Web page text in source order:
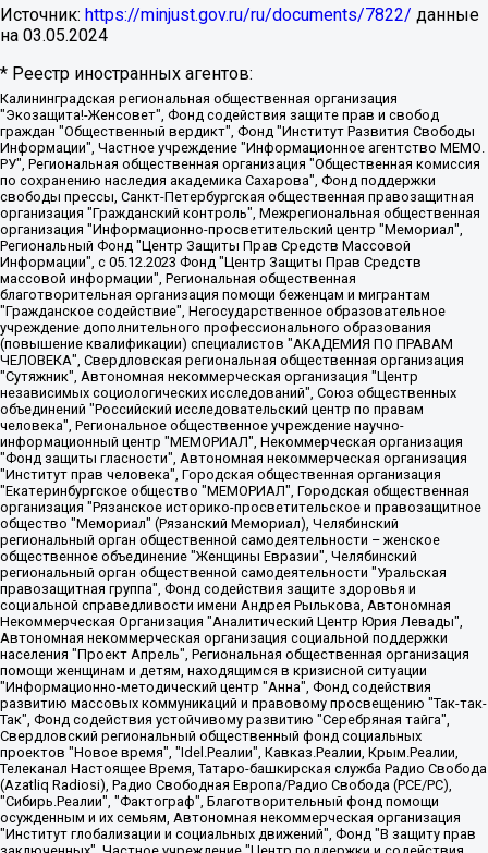
Источник: https://minjust.gov.ru/ru/documents/7822/ данные
на 03.05.2024
* Реестр иностранных агентов:
Калининградская региональная общественная организация "Экозащита!-Женсовет", Фонд содействия защите прав и свобод граждан "Общественный вердикт", Фонд "Институт Развития Свободы Информации", Частное учреждение "Информационное агентство МЕМО. РУ", Региональная общественная организация "Общественная комиссия по сохранению наследия академика Сахарова", Фонд поддержки свободы прессы, Санкт-Петербургская общественная правозащитная организация "Гражданский контроль", Межрегиональная общественная организация "Информационно-просветительский центр "Мемориал", Региональный Фонд "Центр Защиты Прав Средств Массовой Информации", с 05.12.2023 Фонд "Центр Защиты Прав Средств массовой информации", Региональная общественная благотворительная организация помощи беженцам и мигрантам "Гражданское содействие", Негосударственное образовательное учреждение дополнительного профессионального образования (повышение квалификации) специалистов "АКАДЕМИЯ ПО ПРАВАМ ЧЕЛОВЕКА", Свердловская региональная общественная организация "Сутяжник", Автономная некоммерческая организация "Центр независимых социологических исследований", Союз общественных объединений "Российский исследовательский центр по правам человека", Региональное общественное учреждение научно-информационный центр "МЕМОРИАЛ", Некоммерческая организация "Фонд защиты гласности", Автономная некоммерческая организация "Институт прав человека", Городская общественная организация "Екатеринбургское общество "МЕМОРИАЛ", Городская общественная организация "Рязанское историко-просветительское и правозащитное общество "Мемориал" (Рязанский Мемориал), Челябинский региональный орган общественной самодеятельности – женское общественное объединение "Женщины Евразии", Челябинский региональный орган общественной самодеятельности "Уральская правозащитная группа", Фонд содействия защите здоровья и социальной справедливости имени Андрея Рылькова, Автономная Некоммерческая Организация "Аналитический Центр Юрия Левады", Автономная некоммерческая организация социальной поддержки населения "Проект Апрель", Региональная общественная организация помощи женщинам и детям, находящимся в кризисной ситуации "Информационно-методический центр "Анна", Фонд содействия развитию массовых коммуникаций и правовому просвещению "Так-так-Так", Фонд содействия устойчивому развитию "Серебряная тайга", Свердловский региональный общественный фонд социальных проектов "Новое время", "Idel.Реалии", Кавказ.Реалии, Крым.Реалии, Телеканал Настоящее Время, Татаро-башкирская служба Радио Свобода (Azatliq Radiosi), Радио Свободная Европа/Радио Свобода (PCE/PC), "Сибирь.Реалии", "Фактограф", Благотворительный фонд помощи осужденным и их семьям, Автономная некоммерческая организация "Институт глобализации и социальных движений", Фонд "В защиту прав заключенных", Частное учреждение "Центр поддержки и содействия развитию средств массовой информации", Пензенский региональный общественный благотворительный фонд "Гражданский союз", "Север.Реалии", Некоммерческая организация Фонд "Правовая инициатива", Общество с ограниченной ответственностью "Радио Свободная Европа/Радио Свобода", Чешское информационное агентство "MEDIUM-ORIENT", Красноярская региональная общественная организация "Мы против СПИДа", Камалягин Денис Николаевич, Маркелов Сергей Евгеньевич, Пономарев Лев Александрович, Савицкая Людмила Алексеевна, Автономная некоммерческая организация "Центр по работе с проблемой насилия "НАСИЛИЮ.НЕТ", Межрегиональный профессиональный союз работников здравоохранения "Альянс врачей", Юридическое лицо, зарегистрированное в Латвийской Республике, SIA "Medusa Project" (регистрационный номер 40103797863, дата регистрации 10.06.2014), Некоммерческая организация "Фонд по борьбе с коррупцией", Автономная некоммерческая организация "Институт права и публичной политики", Баданин Роман Сергеевич, Гликин Максим Александрович, Железнова Мария Михайловна, Лукьянова Юлия Сергеевна, Маетная Елизавета Витальевна, Маняхин Петр Борисович, Чуракова Ольга Владимировна, Ярош Юлия Петровна, Юридическое лицо "The Insider SIA", зарегистрированное в Риге, Латвийская Республика (дата регистрации 26.06.2015), являющееся администратором доменного имени интернет-издания "The Insider SIA", https://theins.ru, Постернак Алексей Евгеньевич, Рубин Михаил Аркадьевич, Анин Роман Александрович, Юридическое лицо Istories fonds, зарегистрированное в Латвийской Республике (регистрационный номер 50008295751, дата регистрации 24.02.2020), Великовский Дмитрий Александрович, Долинина Ирина Николаевна, Мароховская Алеся Алексеевна, Шлейнов Роман Юрьевич, Шмагун Олеся Валентиновна, Общество с ограниченной ответственностью "Альтаир 2021", Общество с ограниченной ответственностью "Вега 2021", Общество с ограниченной ответственностью "Главный редактор 2021", Общество с ограниченной ответственностью "Ромашки монолит", Важенков Артем Валерьевич, Ивановская областная общественная организация "Центр гендерных исследований", Гурман Юрий Альбертович, Медиапроект "ОВД-Инфо", Егоров Владимир Владимирович, Жилинский Владимир Александрович, Общество с ограниченной ответственностью "ЗП", Иванова София Юрьевна, Карезина Инна Павловна, Кильтау Екатерина Викторовна, Петров Алексей Викторович, Пискунов Сергей Евгеньевич, Смирнов Сергей Сергеевич, Тихонов Михаил Сергеевич, Общество с ограниченной ответственностью "ЖУРНАЛИСТ-ИНОСТРАННЫЙ АГЕНТ", Арапова Галина Юрьевна, Вольтская Татьяна Анатольевна, Американская компания "Mason G.E.S. Anonymous Foundation" (США), являющаяся владельцем интернет-издания https://mnews.world/, Компания "Stichting Bellingcat", зарегистрированная в Нидерландах (дата регистрации 11.07.2018), Захаров Андрей Вячеславович, Клепиковская Екатерина Дмитриевна, Общество с ограниченной ответственностью "МЕМО", Перл Роман Александрович, Симонов Евгений Алексеевич, Соловьева Елена Анатольевна, Сотников Даниил Владимирович, Сурначева Елизавета Дмитриевна, Автономная некоммерческая организация по защите прав человека и информированию населения "Якутия – Наше Мнение", Общество с ограниченной ответственностью "Москоу диджитал медиа", с 26.01.2023 Общество с ограниченной ответственностью "Чайка Белые сады", Ветошкина Валерия Валерьевна, Заговора Максим Александрович, Межрегиональное общественное движение "Российская ЛГБТ - сеть", Оленичев Максим Владимирович, Павлов Иван Юрьевич, Скворцова Елена Сергеевна, Общество с ограниченной ответственностью "Как бы инагент", Кочетков Игорь Викторович, Общество с ограниченной ответственностью "Честные выборы", Еланчик Олег Александрович, Общество с ограниченной ответственностью "Нобелевский призыв", Гималова Регина Эмилевна, Григорьев Андрей Валерьевич, Григорьева Алина Александровна, Ассоциация по содействию защите прав призывников, альтернативнослужащих и военнослужащих "Правозащитная группа "Гражданин.Армия.Право", Хисамова Регина Фаритовна, Автономная некоммерческая организация по реализации социально-правовых программ "Лилит", Дальневосточное общественное движение "Маяк", Санкт-Петербургская ЛГБТ-инициативная группа "Выход", Инициативная группа ЛГБТ+ "Реверс", Алексеев Андрей Викторович, Бекбулатова Таисия Львовна, Беляев Иван Михайлович, Владыкина Елена Сергеевна, Гельман Марат Александрович, Никульшина Вероника Юрьевна, Толоконникова Надежда Андреевна, Шендерович Виктор Анатольевич, Общество с ограниченной ответственностью "Данное сообщение", Общество с ограниченной ответственностью Издательский дом "Новая глава", Айнбиндер Александра Александровна, Московский комьюнити-центр для ЛГБТ+инициатив, Благотворительный фонд развития филантропии, Deutsche Welle (Германия, Kurt-Schumacher-Strasse 3, 53113 Bonn), Борзунова Мария Михайловна, Воробьев Виктор Викторович, Голубева Анна Львовна, Константинова Алла Михайловна, Малкова Ирина Владимировна, Мурадов Мурад Абдулгалимович, Осетинская Елизавета Николаевна, Понасенков Евгений Николаевич, Ганапольский Матвей Юрьевич, Киселев Евгений Алексеевич, Борухович Ирина Григорьевна, Дремин Иван Тимофеевич, Дубровский Дмитрий Викторович, Красноярская региональная общественная организация поддержки и развития альтернативных образовательных технологий и межкультурных коммуникаций "ИНТЕРРА", Маяковская Екатерина Алексеевна, Фейгин Марк Захарович, Филимонов Андрей Викторович, Дзугкоева Регина Николаевна, Доброхотов Роман Александрович, Дудь Юрий Александрович, Елкин Сергей Владимирович, Кругликов Кирилл Игоревич, Сабунаева Мария Леонидовна, Семенов Алексей Владимирович, Шаинян Карен Багратович, Шульман Екатерина Михайловна, Асафьев Артур Валерьевич, Вахштайн Виктор Семенович, Венедиктов Алексей Алексеевич, Лушникова Екатерина Евгеньевна, Волков Леонид Михайлович, Невзоров Александр Глебович, Пархоменко Сергей Борисович, Сироткин Ярослав Николаевич, Кара-Мурза Владимир Владимирович, Баранова Наталья Владимировна, Гозман Леонид Яковлевич, Кагарлицкий Борис Юльевич, Климарев Михаил Валерьевич, Милов Владимир Станиславович, Автономная некоммерческая организация Краснодарский центр современного искусства "Типография", Моргенштерн Алишер Тагирович, Соболь Любовь Эдуардовна, Общество с ограниченной ответственностью "ЛИЗА НОРМ", Каспаров Гарри Кимович, Ходорковский Михаил Борисович, Общество с ограниченной ответственностью "Апрельские тезисы", Данилович Ирина Брониславовна, Кашин Олег Владимирович, Петров Николай Владимирович, Пивоваров Алексей Владимирович, Соколов Михаил Владимирович, Цветкова Юлия Владимировна, Чичваркин Евгений Александрович, Комитет против пыток/Команда против пыток, Общество с ограниченной ответственностью "Первый научный", Общество с ограниченной ответственностью "Вертолет и ко", Белоцерковская Вероника Борисовна, Кац Максим Евгеньевич, Лазарева Татьяна Юрьевна, Шаведдинов Руслан Табризович, Яшин Илья Валерьевич, Общество с ограниченной ответственностью "Иноагент ААВ", Алешковский Дмитрий Петрович, Альбац Евгения Марковна, Быков Дмитрий Львович, Галямина Юлия Евгеньевна, Лойко Сергей Леонидович, Мартынов Кирилл Константинович, Медведев Сергей Александрович, Крашенинников Федор Геннадиевич, Гордеева Катерина Вл